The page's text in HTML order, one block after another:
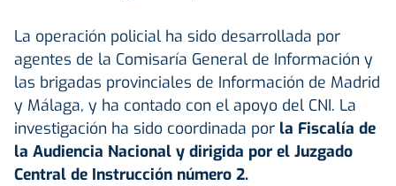
La operación policial ha sido desarrollada por
agentes de la Comisaría General de Información y
las brigadas provinciales de Información de Madrid
y Málaga, y ha contado con el apoyo del CNI. La
investigación ha sido coordinada por la Fiscalía de
la Audiencia Nacional y dirigida por el Juzgado
Central de Instrucción número 2.